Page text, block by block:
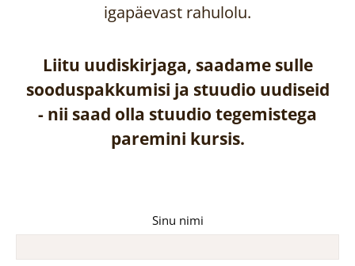
igapäevast rahulolu.
Liitu uudiskirjaga, saadame sulle
sooduspakkumisi ja stuudio uudiseid
- nii saad olla stuudio tegemistega
paremini kursis.
Sinu nimi